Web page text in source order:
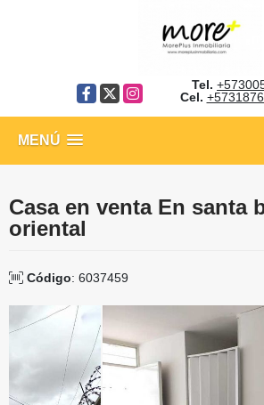
Facebook
X Instagram
Tel.
Cel.
MENÚ
Casa en venta En santa
oriental
Código: 6037459